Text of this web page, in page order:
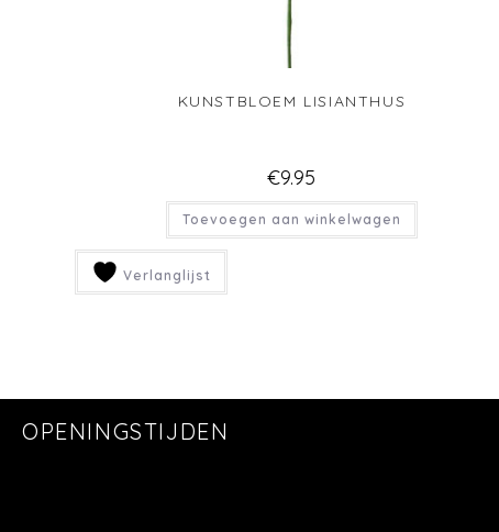
KUNSTBLOEM LISIANTHUS
€9.95
Toevoegen aan winkelwagen
Verlanglijst
OPENINGSTIJDEN